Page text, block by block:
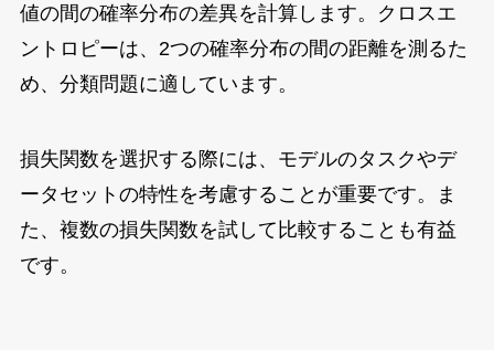
値の間の確率分布の差異を計算します。クロスエ
ントロピーは、2つの確率分布の間の距離を測るた
め、分類問題に適しています。
損失関数を選択する際には、モデルのタスクやデ
ータセットの特性を考慮することが重要です。ま
た、複数の損失関数を試して比較することも有益
です。